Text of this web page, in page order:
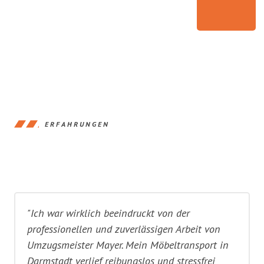
ERFAHRUNGEN
"Ich war wirklich beeindruckt von der
professionellen und zuverlässigen Arbeit von
Umzugsmeister Mayer. Mein Möbeltransport in
Darmstadt verlief reibungslos und stressfrei